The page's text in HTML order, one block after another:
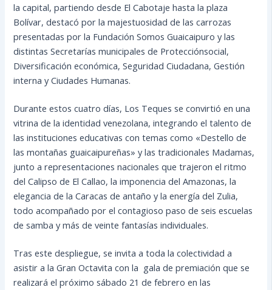
la capital, partiendo desde El Cabotaje hasta la plaza
Bolívar, destacó por la majestuosidad de las carrozas
presentadas por la Fundación Somos Guaicaipuro y las
distintas Secretarías municipales de Protecciónsocial,
Diversificación económica, Seguridad Ciudadana, Gestión
interna y Ciudades Humanas.
Durante estos cuatro días, Los Teques se convirtió en una
vitrina de la identidad venezolana, integrando el talento de
las instituciones educativas con temas como «Destello de
las montañas guaicaipureñas» y las tradicionales Madamas,
junto a representaciones nacionales que trajeron el ritmo
del Calipso de El Callao, la imponencia del Amazonas, la
elegancia de la Caracas de antaño y la energía del Zulia,
todo acompañado por el contagioso paso de seis escuelas
de samba y más de veinte fantasías individuales.
Tras este despliegue, se invita a toda la colectividad a
asistir a la Gran Octavita con la gala de premiación que se
realizará el próximo sábado 21 de febrero en las